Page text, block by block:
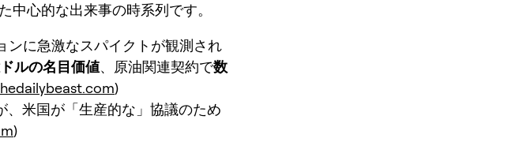
中心的な出来事の時系列です。
ンに急激なスパイクトが観測され
ルの名目価値、原油関連契約で数
)
、米国が「生産的な」協議のため
)